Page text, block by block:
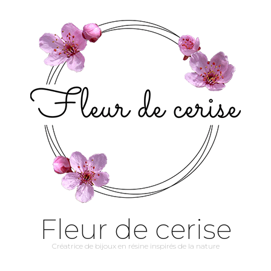
Fleur de cerise
Créatrice de bijoux en résine inspirés de la nature